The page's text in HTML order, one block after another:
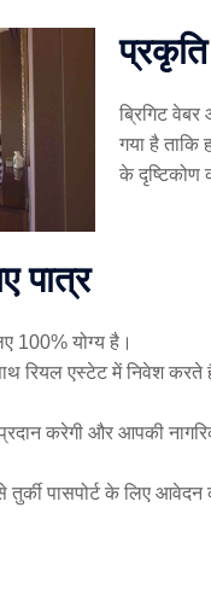
ब्रिगिट
गया है ताकि
के दृष्टिकोण
पात्र
100% योग्य है।
रियल एस्टेट में निवेश करते
करेगी और आपकी
पासपोर्ट के लिए आवेदन